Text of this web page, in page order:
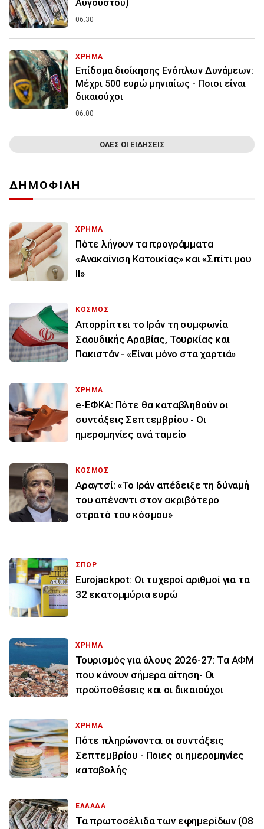
Αυγούστου)
06:30
ΧΡΗΜΑ
Επίδομα διοίκησης Ενόπλων Δυνάμεων:
Μέχρι 500 ευρώ μηνιαίως - Ποιοι είναι
δικαιούχοι
06:00
ΟΛΕΣ ΟΙ ΕΙΔΗΣΕΙΣ
ΔΗΜΟΦΙΛΗ
ΧΡΗΜΑ
Πότε λήγουν τα προγράμματα
«Ανακαίνιση Κατοικίας» και «Σπίτι μου
ΙΙ»
ΚΟΣΜΟΣ
Απορρίπτει το Ιράν τη συμφωνία
Σαουδικής Αραβίας, Τουρκίας και
Πακιστάν - «Είναι μόνο στα χαρτιά»
ΧΡΗΜΑ
e-ΕΦΚΑ: Πότε θα καταβληθούν οι
συντάξεις Σεπτεμβρίου - Οι
ημερομηνίες ανά ταμείο
ΚΟΣΜΟΣ
Αραγτσί: «Το Ιράν απέδειξε τη δύναμή
του απέναντι στον ακριβότερο
στρατό του κόσμου»
ΣΠΟΡ
Eurojackpot: Οι τυχεροί αριθμοί για τα
32 εκατoμμύρια ευρώ
ΧΡΗΜΑ
Τουρισμός για όλους 2026-27: Τα ΑΦΜ
που κάνουν σήμερα αίτηση- Οι
προϋποθέσεις και οι δικαιούχοι
ΧΡΗΜΑ
Πότε πληρώνονται οι συντάξεις
Σεπτεμβρίου - Ποιες οι ημερομηνίες
καταβολής
ΕΛΛΑΔΑ
Τα πρωτοσέλιδα των εφημερίδων (08